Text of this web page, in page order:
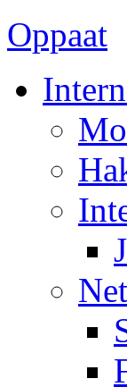
Oppaat